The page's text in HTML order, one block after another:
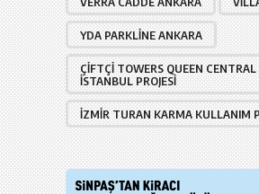
YDA PARKLINE ANKARA
ÇIFTÇI TOWERS QUEEN
İSTANBUL PROJESI
İZMIR TURAN KARMA KULLANIM